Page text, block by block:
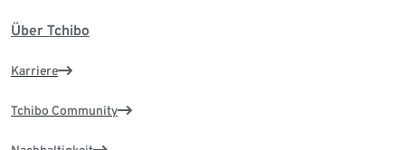
Über Tchibo
Karriere
Tchibo Community